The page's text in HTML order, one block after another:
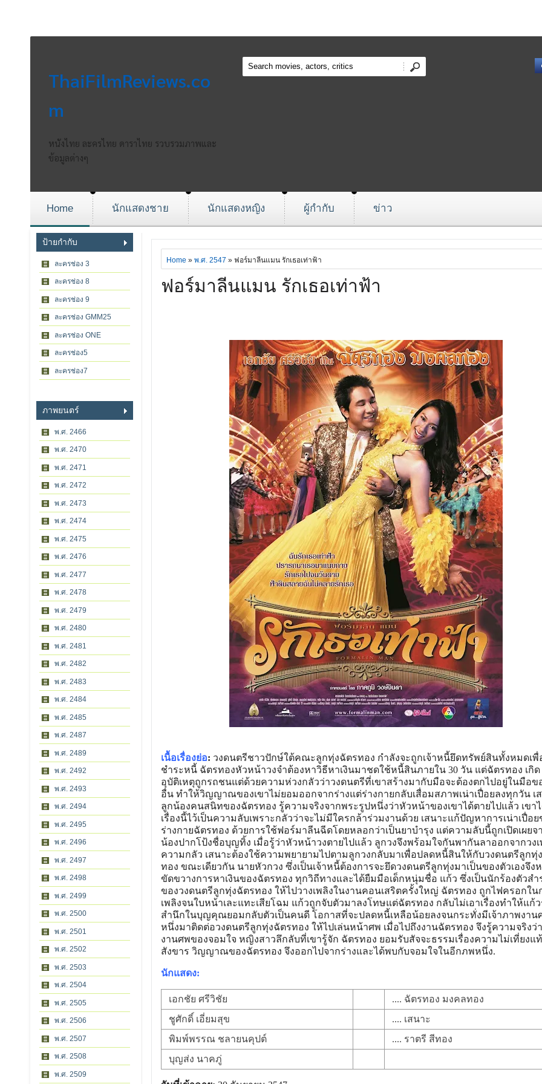
ThaiFilmReviews.co
m
หนังไทย ละครไทย ดาราไทย รวบรวมภาพและ
ข้อมูลต่างๆ
Home นักแสดงชาย นักแสดงหญิง ผู้กำกับ ข่าว
ป้ายกำกับ
ละครช่อง 3
ละครช่อง 8
ละครช่อง 9
ละครช่อง GMM25
ละครช่อง ONE
ละครช่อง5
ละครช่อง7
ภาพยนตร์
พ.ศ. 2466
พ.ศ. 2470
พ.ศ. 2471
พ.ศ. 2472
พ.ศ. 2473
พ.ศ. 2474
พ.ศ. 2475
พ.ศ. 2476
พ.ศ. 2477
พ.ศ. 2478
พ.ศ. 2479
พ.ศ. 2480
พ.ศ. 2481
พ.ศ. 2482
พ.ศ. 2483
พ.ศ. 2484
พ.ศ. 2485
พ.ศ. 2487
พ.ศ. 2489
พ.ศ. 2492
พ.ศ. 2493
พ.ศ. 2494
พ.ศ. 2495
พ.ศ. 2496
พ.ศ. 2497
พ.ศ. 2498
พ.ศ. 2499
พ.ศ. 2500
พ.ศ. 2501
พ.ศ. 2502
พ.ศ. 2503
พ.ศ. 2504
พ.ศ. 2505
พ.ศ. 2506
พ.ศ. 2507
พ.ศ. 2508
พ.ศ. 2509
Home » พ.ศ. 2547 » ฟอร์มาลีนแมน รักเธอเท่าฟ้า
ฟอร์มาลีนแมน รักเธอเท่าฟ้า
เนื้อเรื่องย่อ: วงดนตรีชาวปักษ์ใต้คณะลูกทุ่งฉัตรทอง กำลังจะถูกเจ้าหนี้ยึดทรัพย์สินทั้งหมดเพื่
ชำระหนี้ ฉัตรทองหัวหน้าวงจำต้องหาวิธีหาเงินมาชดใช้หนี้สินภายใน 30 วัน แต่ฉัตรทอง เกิด
อุบัติเหตุถูกรถชนแต่ด้วยความห่วงกลัวว่าวงดนตรีที่เขาสร้างมากับมือจะต้องตกไปอยู่ในมือข
อื่น ทำให้วิญญาณของเขาไม่ยอมออกจากร่างแต่ร่างกายกลับเสื่อมสภาพเน่าเปื่อยลงทุกวัน เ
ลูกน้องคนสนิทของฉัตรทอง รู้ความจริงจากพระรูปหนึ่งว่าหัวหน้าของเขาได้ตายไปแล้ว เขาไ
เรื่องนี้ไว้เป็นความลับเพราะกลัวว่าจะไม่มีใครกล้าร่วมงานด้วย เสนาะแก้ปัญหาการเน่าเปื่อย
ร่างกายฉัตรทอง ด้วยการใช้ฟอร์มาลีนฉีดโดยหลอกว่าเป็นยาบำรุง แต่ความลับนี้ถูกเปิดเผยจ
น้องปากโป้งชื่อบุญทิ้ง เมื่อรู้ว่าหัวหน้าวงตายไปแล้ว ลูกวงจึงพร้อมใจกันพากันลาออกจากวงเ
ความกลัว เสนาะต้องใช้ความพยายามไปตามลูกวงกลับมาเพื่อปลดหนี้สินให้กับวงดนตรีลูกทุ่
ทอง ขณะเดียวกัน นายหัวกวง ซึ่งเป็นเจ้าหนี้ต้องการจะยึดวงดนตรีลูกทุ่งมาเป็นของตัวเองจึง
ขัดขวางการหาเงินของฉัตรทอง ทุกวิถีทางและได้ยืมมือเด็กหนุ่มชื่อ แก้ว ซึ่งเป็นนักร้องตัวสำ
ของวงดนตรีลูกทุ่งฉัตรทอง ให้ไปวางเพลิงในงานคอนเสริตครั้งใหญ่ ฉัตรทอง ถูกไฟครอกใน
เพลิงจนใบหน้าเละแทะเสียโฉม แก้วถูกจับตัวมาลงโทษแต่ฉัตรทอง กลับไม่เอาเรื่องทำให้แก้
สำนึกในบุญคุณยอมกลับตัวเป็นคนดี โอกาสที่จะปลดหนี้เหลือน้อยลงจนกระทั่งมีเจ้าภาพงาน
หนึ่งมาติดต่อวงดนตรีลูกทุ่งฉัตรทอง ให้ไปเล่นหน้าศพ เมื่อไปถึงงานฉัตรทอง จึงรู้ความจริงว่
งานศพของจอมใจ หญิงสาวลึกลับที่เขารู้จัก ฉัตรทอง ยอมรับสัจจะธรรมเรื่องความไม่เที่ยงแ
สังขาร วิญญาณของฉัตรทอง จึงออกไปจากร่างและได้พบกับจอมใจในอีกภพหนึ่ง.
นักแสดง:
เอกชัย ศรีวิชัย
.... ฉัตรทอง มงคลทอง
ชูศักดิ์ เอี่ยมสุข
.... เสนาะ
พิมพ์พรรณ ชลายนคุปต์
.... ราตรี สีทอง
บุญส่ง นาคภู่